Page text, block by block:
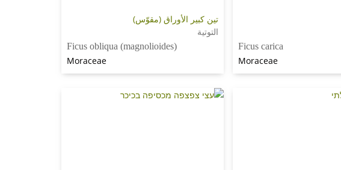
Ficus carica
Moraceae
تين كبير الأوراق (مقوّس)
التوتية
Ficus obliqua (magnolioides)
Moraceae